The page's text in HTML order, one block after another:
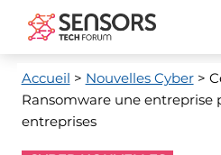
Accueil > Nouvelles Cyber>
Ransomware une entreprise
entreprises